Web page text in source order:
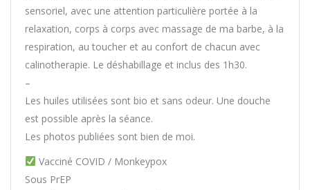
sensoriel, avec une attention particulière portée à la
relaxation, corps à corps avec massage de ma barbe, à la
respiration, au toucher et au confort de chacun avec
calinotherapie. Le déshabillage et inclus des 1h30.
–
Les huiles utilisées sont bio et sans odeur. Une douche
est possible après la séance.
Les photos publiées sont bien de moi.
Vacciné COVID / Monkeypox
Sous PrEP